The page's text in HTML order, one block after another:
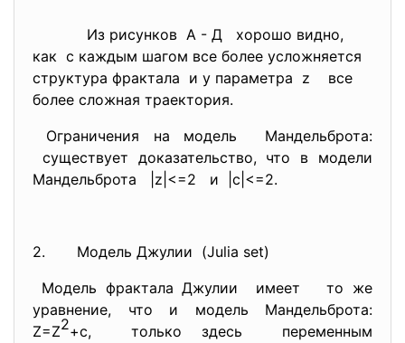
Из рисунков А - Д хорошо видно,
как с каждым шагом все более усложняется
структура фрактала и у параметра z все
более сложная траектория.
Ограничения на модель Мандельброта:
существует доказательство, что в модели
Мандельброта |z|<=2 и |c|<=2.
2. Модель Джулии (Julia set)
Модель фрактала Джулии имеет то же
уравнение, что и модель Мандельброта:
Z=Z2+c, только здесь переменным